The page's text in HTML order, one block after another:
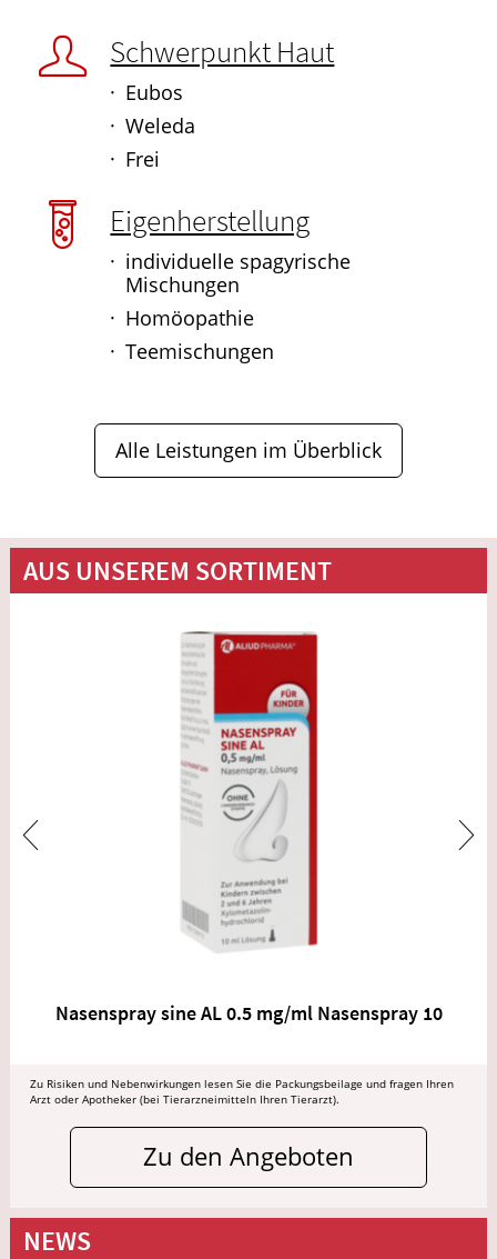
Schwerpunkt Haut
Eubos
Weleda
Frei
Eigenherstellung
individuelle spagyrische
Mischungen
Homöopathie
Teemischungen
Alle Leistungen im Überblick
AUS UNSEREM SORTIMENT
Nasenspray sine AL 0.5 mg/ml Nasenspray 10
Zu Risiken und Nebenwirkungen lesen Sie die Packungsbeilage und fragen Ihren
Arzt oder Apotheker (bei Tierarzneimitteln Ihren Tierarzt).
Zu den Angeboten
NEWS